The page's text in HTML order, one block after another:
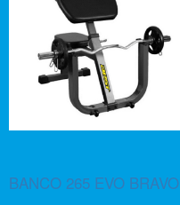
BANCO 265 EVO BRAVO